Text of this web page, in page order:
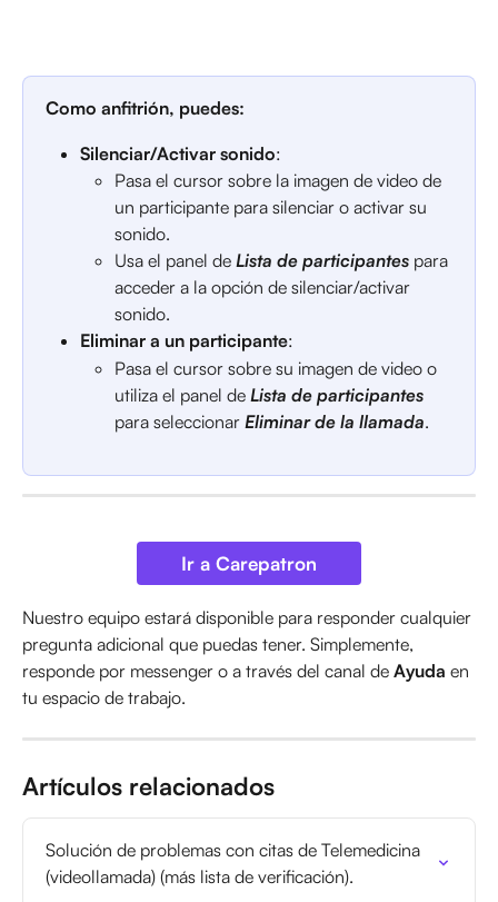
Como anfitrión, puedes:
Silenciar/Activar sonido:
Pasa el cursor sobre la imagen de video de
un participante para silenciar o activar su
sonido.
Usa el panel de Lista de participantes para
acceder a la opción de silenciar/activar
sonido.
Eliminar a un participante:
Pasa el cursor sobre su imagen de video o
utiliza el panel de Lista de participantes
para seleccionar Eliminar de la llamada.
Ir a Carepatron
Nuestro equipo estará disponible para responder cualquier
pregunta adicional que puedas tener. Simplemente,
responde por messenger o a través del canal de Ayuda en
tu espacio de trabajo.
Artículos relacionados
Solución de problemas con citas de Telemedicina
(videollamada) (más lista de verificación).